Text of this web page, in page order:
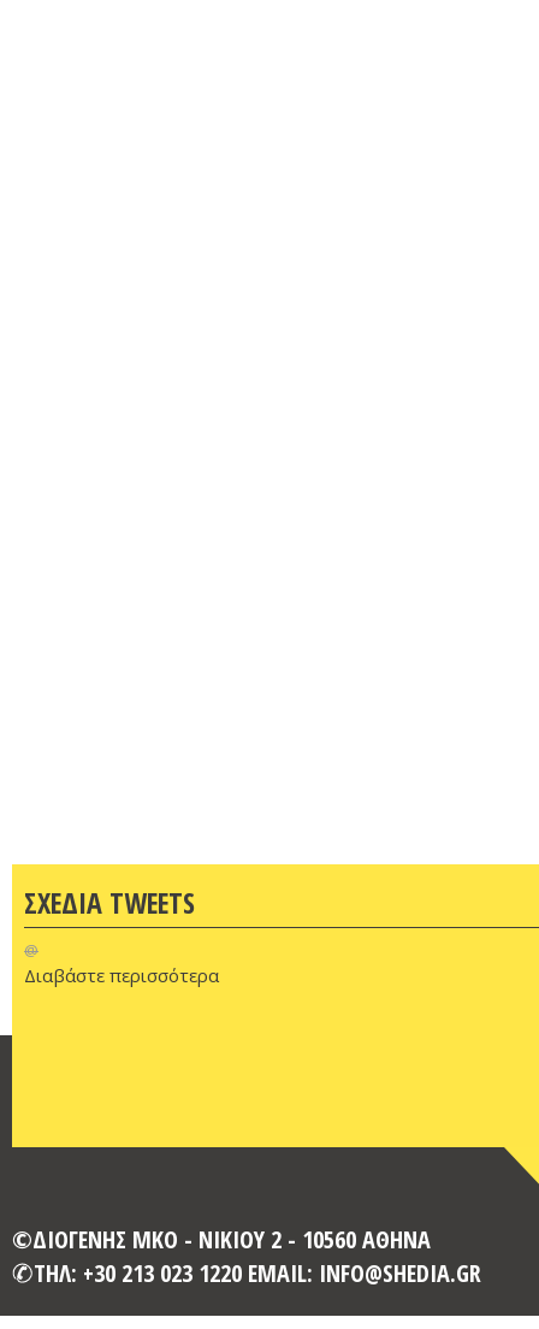
ΣΧΕΔΙΑ TWEETS
@
Διαβάστε περισσότερα
©ΔΙΟΓΕΝΗΣ ΜΚΟ - ΝΙΚΙΟΥ 2 - 10560 ΑΘΗΝΑ
ΤΗΛ: +30 213 023 1220 EMAIL: INFO@SHEDIA.GR